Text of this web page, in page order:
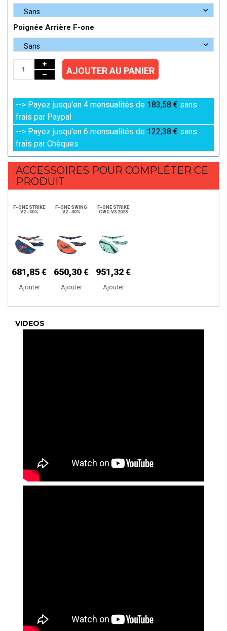
Poignée Arrière F-one
AJOUTER AU PANIER
--> Payez jusqu'en 4 mensualités de 183,58 € sans
frais par Paypal
--> Payez jusqu'en 6 mensualités de 122,38 € sans
frais par Chèques
ACCESSOIRES POUR COMPLÉTER CE
PRODUIT
F-ONE STRIKE
V2 -40%
681,85 €
Ajouter
F-ONE SWING
V2 -30%
650,30 €
Ajouter
F-ONE STRIKE
CWC V3 2023
951,32 €
Ajouter
VIDEOS